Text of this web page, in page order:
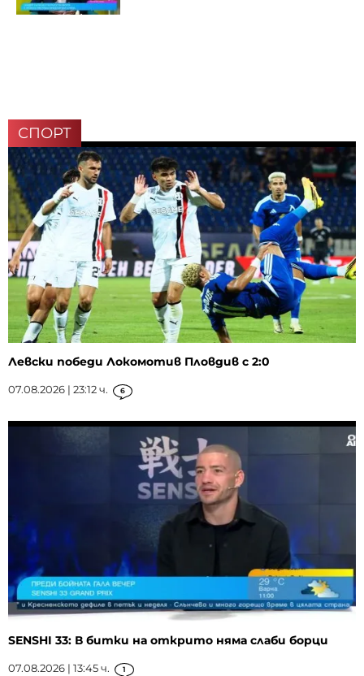
СПОРТ
Левски победи Локомотив Пловдив с 2:0
07.08.2026 | 23:12 ч. 6
SENSHI 33: В битки на открито няма слаби борци
07.08.2026 | 13:45 ч. 1